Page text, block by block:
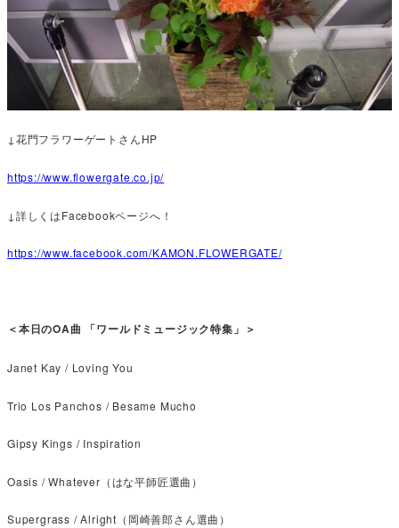
↓花門フラワーゲートさんHP
https://www.flowergate.co.jp/
↓詳しくはFacebookページへ！
https://www.facebook.com/KAMON.FLOWERGATE/
＜本日のOA曲 「ワールドミュージック特集」＞
Janet Kay / Loving You
Trio Los Panchos / Besame Mucho
Gipsy Kings / Inspiration
Oasis / Whatever（はな平師匠選曲）
Supergrass / Alright（ 岡崎善郎さん選曲）